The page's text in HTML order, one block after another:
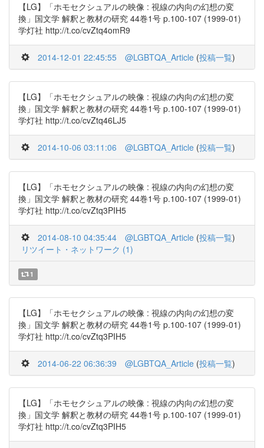
【LG】「ホモセクシュアルの映像 : 視線の内向の幻想の変
換」国文学 解釈と教材の研究 44巻1号 p.100-107 (1999-01)
学灯社 http://t.co/cvZtq4omR9
2014-12-01 22:45:55 @LGBTQA_Article (投稿一覧)
【LG】「ホモセクシュアルの映像 : 視線の内向の幻想の変
換」国文学 解釈と教材の研究 44巻1号 p.100-107 (1999-01)
学灯社 http://t.co/cvZtq46LJ5
2014-10-06 03:11:06 @LGBTQA_Article (投稿一覧)
【LG】「ホモセクシュアルの映像 : 視線の内向の幻想の変
換」国文学 解釈と教材の研究 44巻1号 p.100-107 (1999-01)
学灯社 http://t.co/cvZtq3PIH5
2014-08-10 04:35:44 @LGBTQA_Article (投稿一覧)
リツイート・ネットワーク (1)
1
【LG】「ホモセクシュアルの映像 : 視線の内向の幻想の変
換」国文学 解釈と教材の研究 44巻1号 p.100-107 (1999-01)
学灯社 http://t.co/cvZtq3PIH5
2014-06-22 06:36:39 @LGBTQA_Article (投稿一覧)
【LG】「ホモセクシュアルの映像 : 視線の内向の幻想の変
換」国文学 解釈と教材の研究 44巻1号 p.100-107 (1999-01)
学灯社 http://t.co/cvZtq3PIH5